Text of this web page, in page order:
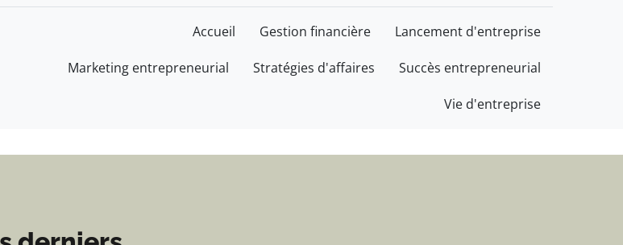
et succès au service de votre
Accueil Gestion financière Lancement d'entreprise
Marketing entrepreneurial Stratégies d'affaires Succès entrepreneurial
Vie d'entreprise